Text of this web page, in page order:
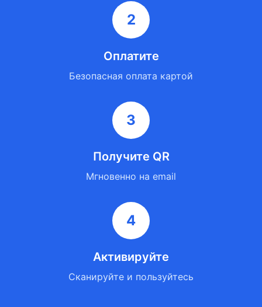
2
Оплатите
Безопасная оплата картой
3
Получите QR
Мгновенно на email
4
Активируйте
Сканируйте и пользуйтесь